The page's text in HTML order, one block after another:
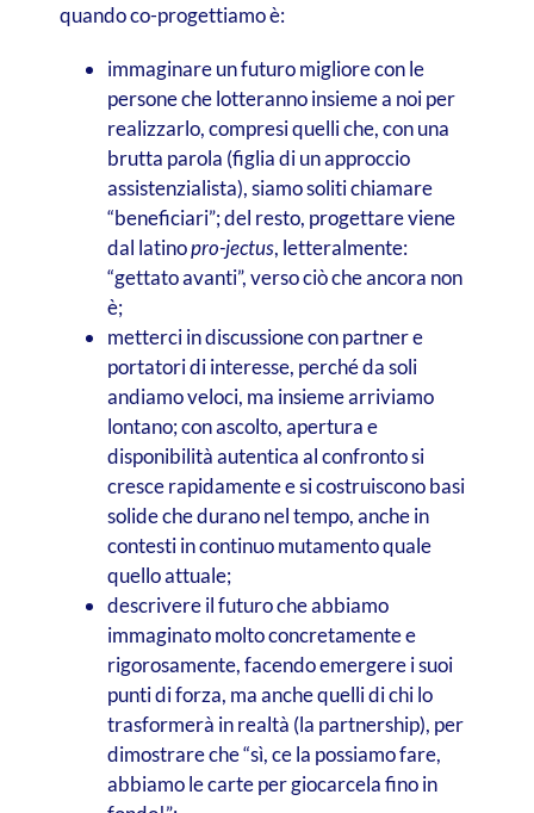
quando co-progettiamo è:
immaginare un futuro migliore con le
persone che lotteranno insieme a noi per
realizzarlo, compresi quelli che, con una
brutta parola (figlia di un approccio
assistenzialista), siamo soliti chiamare
“beneficiari”; del resto, progettare viene
dal latinopro-jectus, letteralmente:
“gettato avanti”, verso ciò che ancora non
è;
metterci in discussione con partner e
portatori di interesse, perché da soli
andiamo veloci, ma insieme arriviamo
lontano; con ascolto, apertura e
disponibilità autentica al confronto si
cresce rapidamente e si costruiscono basi
solide che durano nel tempo, anche in
contesti in continuo mutamento quale
quello attuale;
descrivere il futuro che abbiamo
immaginato molto concretamente e
rigorosamente, facendo emergere i suoi
punti di forza, ma anche quelli di chi lo
trasformerà in realtà (la partnership), per
dimostrare che “sì, ce la possiamo fare,
abbiamo le carte per giocarcela fino in